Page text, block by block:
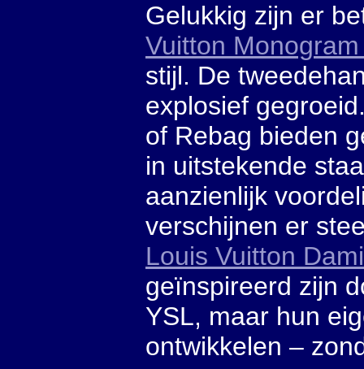
Gelukkig zijn er
Vuitton
stijl. De
explosief
of Rebag bieden
in uitstekende
aanzienlijk
verschijnen er
Louis Vuitton
geïnspireerd zijn
YSL, maar hun
ontwikkelen –